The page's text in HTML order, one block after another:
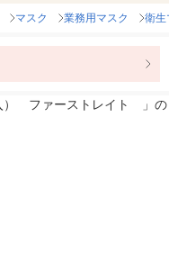
マスク 業務用マスク 衛生